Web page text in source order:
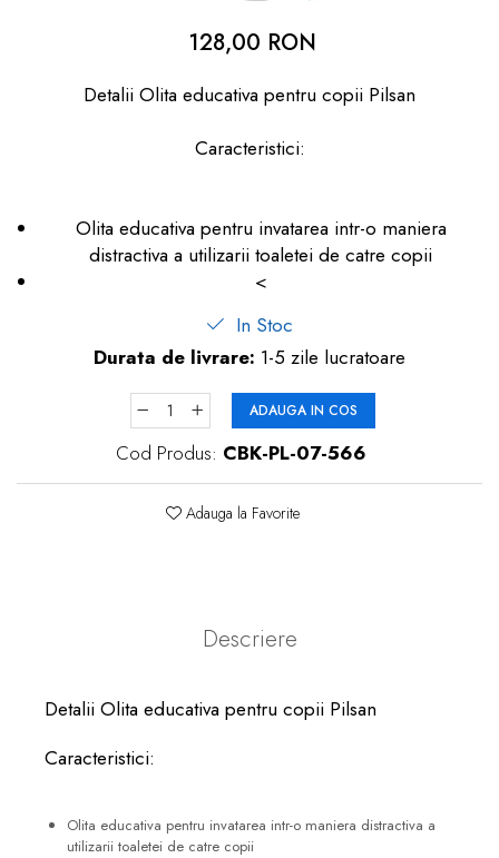
Produse îngrijire copii
Igiena copii
128,00 RON
Detalii Olita educativa pentru copii Pilsan
Caracteristici:
Olita educativa pentru invatarea intr-o maniera
distractiva a utilizarii toaletei de catre copii
<
In Stoc
Durata de livrare: 1-5 zile lucratoare
ADAUGA IN COS
Cod Produs: CBK-PL-07-566
Adauga la Favorite
Descriere
Detalii Olita educativa pentru copii Pilsan
Caracteristici:
Olita educativa pentru invatarea intr-o maniera distractiva a
utilizarii toaletei de catre copii